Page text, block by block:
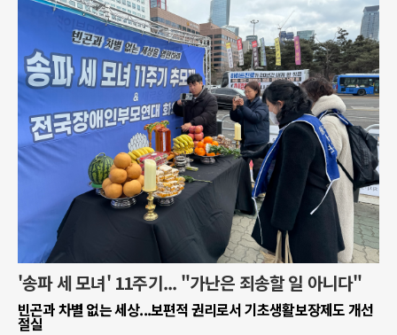
'송파 세 모녀' 11주기... "가난은 죄송할 일 아니다"
빈곤과 차별 없는 세상...보편적 권리로서 기초생활보장제도 개선
절실